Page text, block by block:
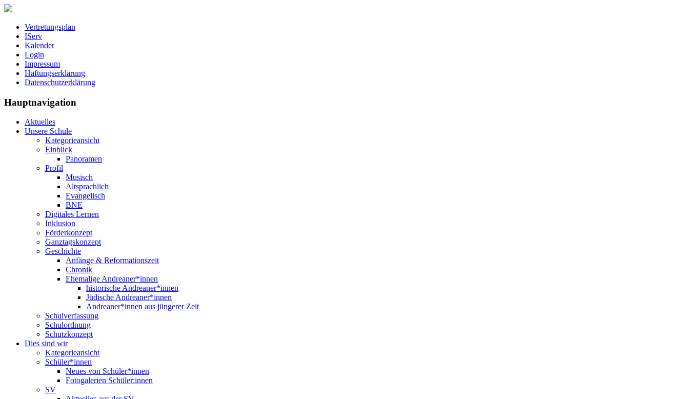
Vertretungsplan
IServ
Kalender
Login
Impressum
Haftungserklärung
Datenschutzerklärung
Hauptnavigation
Aktuelles
Unsere Schule
Kategorieansicht
Einblick
Panoramen
Profil
Musisch
Altsprachlich
Evangelisch
BNE
Digitales Lernen
Inklusion
Förderkonzept
Ganztagskonzept
Geschichte
Anfänge & Reformationszeit
Chronik
Ehemalige Andreaner*innen
historische Andreaner*innen
Jüdische Andreaner*innen
Andreaner*innen aus jüngerer Zeit
Schulverfassung
Schulordnung
Schutzkonzept
Dies sind wir
Kategorieansicht
Schüler*innen
Neues von Schüler*innen
Fotogalerien Schüler:innen
SV